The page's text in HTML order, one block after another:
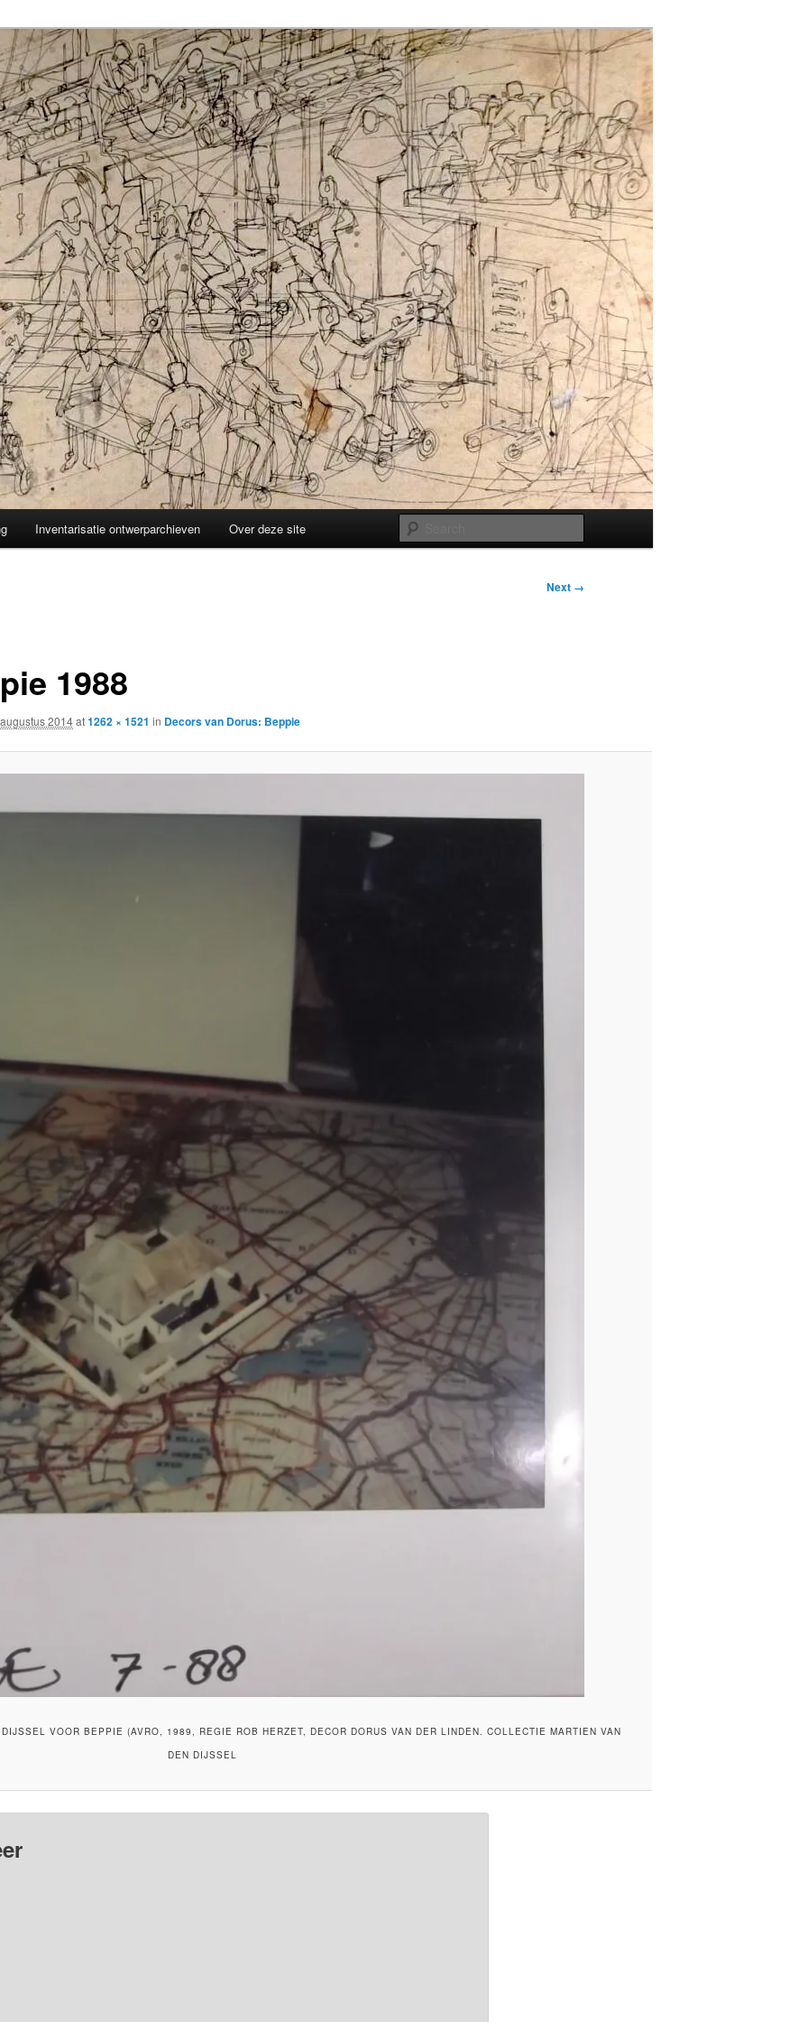
Inventarisatie ontwerparchieven Over deze site
Next →
1988
2014at1262 × 1521 in Decors van Dorus: Beppie
VOOR BEPPIE (AVRO, 1989, REGIE ROB HERZET, DECOR DORUS VAN DER LINDEN. COLLECTIE MARTIEN VAN
DEN DIJSSEL